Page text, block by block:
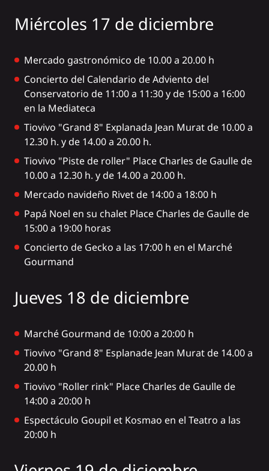
Miércoles 17 de diciembre
Mercado gastronómico de 10.00 a 20.00 h
Concierto del Calendario de Adviento del
Conservatorio de 11:00 a 11:30 y de 15:00 a 16:00
en la Mediateca
Tiovivo "Grand 8" Explanada Jean Murat de 10.00 a
12.30 h. y de 14.00 a 20.00 h.
Tiovivo "Piste de roller" Place Charles de Gaulle de
10.00 a 12.30 h. y de 14.00 a 20.00 h.
Mercado navideño Rivet de 14:00 a 18:00 h
Papá Noel en su chalet Place Charles de Gaulle de
15:00 a 19:00 horas
Concierto de Gecko a las 17:00 h en el Marché
Gourmand
Jueves 18 de diciembre
Marché Gourmand de 10:00 a 20:00 h
Tiovivo "Grand 8" Esplanade Jean Murat de 14.00 a
20.00 h
Tiovivo "Roller rink" Place Charles de Gaulle de
14:00 a 20:00 h
Espectáculo Goupil et Kosmao en el Teatro a las
20:00 h